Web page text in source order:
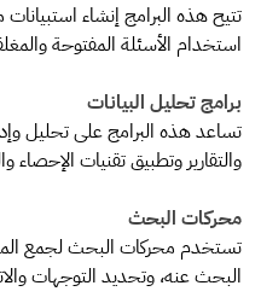
تتيح هذه البرامج إنشاء
استخدام الأسئلة المفتوحة
برامج تحليل البيانات
تساعد هذه البرامج على تحليل
والتقارير وتطبيق تقنيات الإحصاء
محركات البحث
تستخدم محركات البحث لجمع
البحث عنه، وتحديد التوجهات